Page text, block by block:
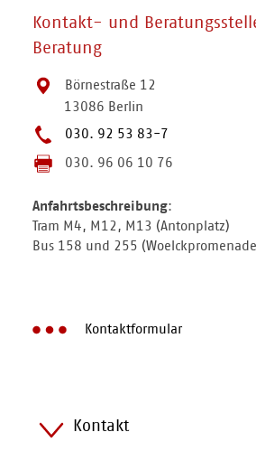
Kontakt- und
Beratung
Börnestraße 12
13086 Berlin
030. 92 53 83-7
030. 96 06 10 76
Anfahrtsbeschreibung:
Tram M4, M12, M13 (Antonplatz)
Bus 158 und 255
Kontaktformular
Kontakt